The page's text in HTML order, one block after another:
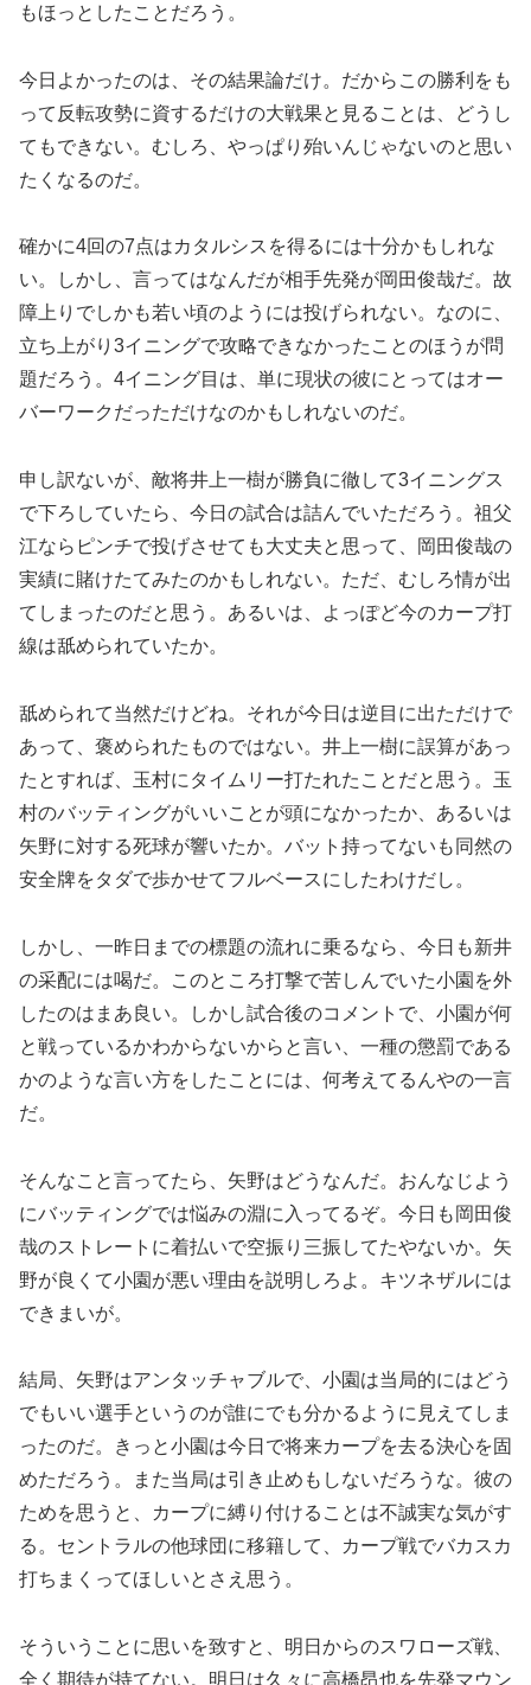
もほっとしたことだろう。
今日よかったのは、その結果論だけ。だからこの勝利をも
って反転攻勢に資するだけの大戦果と見ることは、どうし
てもできない。むしろ、やっぱり殆いんじゃないのと思い
たくなるのだ。
確かに4回の7点はカタルシスを得るには十分かもしれな
い。しかし、言ってはなんだが相手先発が岡田俊哉だ。故
障上りでしかも若い頃のようには投げられない。なのに、
立ち上がり3イニングで攻略できなかったことのほうが問
題だろう。4イニング目は、単に現状の彼にとってはオー
バーワークだっただけなのかもしれないのだ。
申し訳ないが、敵将井上一樹が勝負に徹して3イニングス
で下ろしていたら、今日の試合は詰んでいただろう。祖父
江ならピンチで投げさせても大丈夫と思って、岡田俊哉の
実績に賭けたてみたのかもしれない。ただ、むしろ情が出
てしまったのだと思う。あるいは、よっぽど今のカープ打
線は舐められていたか。
舐められて当然だけどね。それが今日は逆目に出ただけで
あって、褒められたものではない。井上一樹に誤算があっ
たとすれば、玉村にタイムリー打たれたことだと思う。玉
村のバッティングがいいことが頭になかったか、あるいは
矢野に対する死球が響いたか。バット持ってないも同然の
安全牌をタダで歩かせてフルベースにしたわけだし。
しかし、一昨日までの標題の流れに乗るなら、今日も新井
の采配には喝だ。このところ打撃で苦しんでいた小園を外
したのはまあ良い。しかし試合後のコメントで、小園が何
と戦っているかわからないからと言い、一種の懲罰である
かのような言い方をしたことには、何考えてるんやの一言
だ。
そんなこと言ってたら、矢野はどうなんだ。おんなじよう
にバッティングでは悩みの淵に入ってるぞ。今日も岡田俊
哉のストレートに着払いで空振り三振してたやないか。矢
野が良くて小園が悪い理由を説明しろよ。キツネザルには
できまいが。
結局、矢野はアンタッチャブルで、小園は当局的にはどう
でもいい選手というのが誰にでも分かるように見えてしま
ったのだ。きっと小園は今日で将来カープを去る決心を固
めただろう。また当局は引き止めもしないだろうな。彼の
ためを思うと、カープに縛り付けることは不誠実な気がす
る。セントラルの他球団に移籍して、カープ戦でバカスカ
打ちまくってほしいとさえ思う。
そういうことに思いを致すと、明日からのスワローズ戦、
全く期待が持てない。明日は久々に高橋昂也を先発マウン